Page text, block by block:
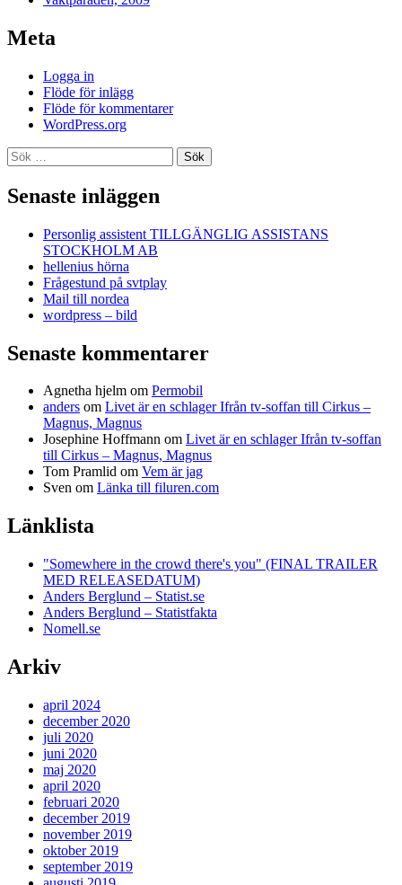
Meta
Logga in
Flöde för inlägg
Flöde för kommentarer
WordPress.org
Sök
efter:
Senaste inläggen
Personlig assistent TILLGÄNGLIG ASSISTANS
STOCKHOLM AB
hellenius hörna
Frågestund på svtplay
Mail till nordea
wordpress – bild
Senaste kommentarer
Agnetha hjelm om Permobil
anders om Livet är en schlager Ifrån tv-soffan till Cirkus –
Magnus, Magnus
Josephine Hoffmann om Livet är en schlager Ifrån tv-soffan
till Cirkus – Magnus, Magnus
Tom Pramlid om Vem är jag
Sven om Länka till filuren.com
Länklista
"Somewhere in the crowd there's you" (FINAL TRAILER
MED RELEASEDATUM)
Anders Berglund – Statist.se
Anders Berglund – Statistfakta
Nomell.se
Arkiv
april 2024
december 2020
juli 2020
juni 2020
maj 2020
april 2020
februari 2020
december 2019
november 2019
oktober 2019
september 2019